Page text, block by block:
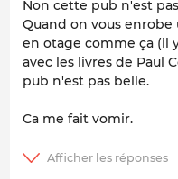
Non cette pub n'est
Quand on vous
en otage comme ça (il
avec les livres de Paul
pub n'est pas belle.
Ca me fait vomir.